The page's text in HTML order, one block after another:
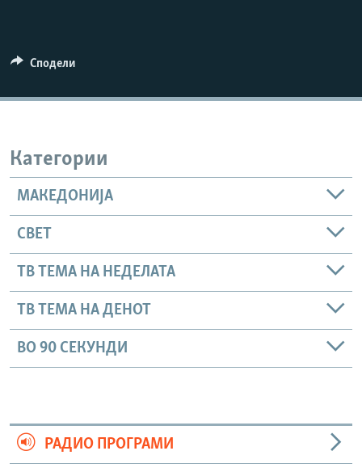
Сподели
Категории
МАКЕДОНИЈА
СВЕТ
ТВ ТЕМА НА НЕДЕЛАТА
ТВ ТЕМА НА ДЕНОТ
ВО 90 СЕКУНДИ
РАДИО ПРОГРАМИ